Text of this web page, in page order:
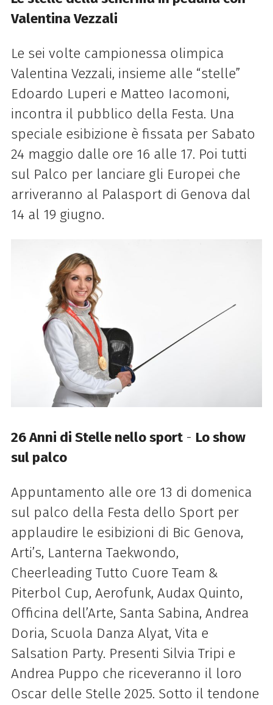
Valentina Vezzali
Le sei volte campionessa olimpica
Valentina Vezzali, insieme alle “stelle”
Edoardo Luperi e Matteo Iacomoni,
incontra il pubblico della Festa. Una
speciale esibizione è fissata per Sabato
24 maggio dalle ore 16 alle 17. Poi tutti
sul Palco per lanciare gli Europei che
arriveranno al Palasport di Genova dal
14 al 19 giugno.
26 Anni di Stelle nello sport - Lo show
sul palco
Appuntamento alle ore 13 di domenica
sul palco della Festa dello Sport per
applaudire le esibizioni di Bic Genova,
Arti’s, Lanterna Taekwondo,
Cheerleading Tutto Cuore Team &
Piterbol Cup, Aerofunk, Audax Quinto,
Officina dell’Arte, Santa Sabina, Andrea
Doria, Scuola Danza Alyat, Vita e
Salsation Party. Presenti Silvia Tripi e
Andrea Puppo che riceveranno il loro
Oscar delle Stelle 2025. Sotto il tendone